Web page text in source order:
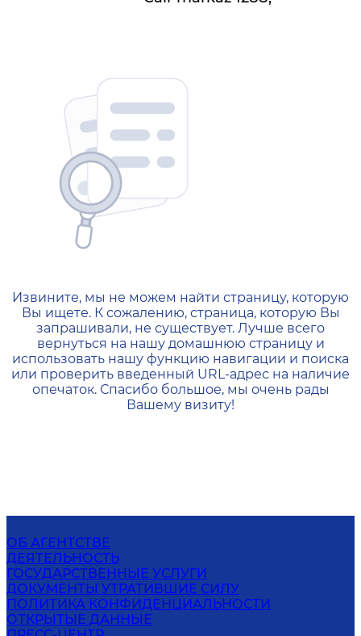
404 — Страница не
Извините, мы не можем найти страницу, которую
Вы ищете. К сожалению, страница, которую Вы
запрашивали, не существует. Лучше всего
вернуться на нашу домашнюю страницу и
использовать нашу функцию навигации и поиска
или проверить введенный URL-адрес на наличие
опечаток. Спасибо большое, мы очень рады
Вашему визиту!
ОБ АГЕНТСТВЕ
ДЕЯТЕЛЬНОСТЬ
ГОСУДАРСТВЕННЫЕ УСЛУГИ
ДОКУМЕНТЫ УТРАТИВШИЕ СИЛУ
ПОЛИТИКА КОНФИДЕНЦИАЛЬНОСТИ
ОТКРЫТЫЕ ДАННЫЕ